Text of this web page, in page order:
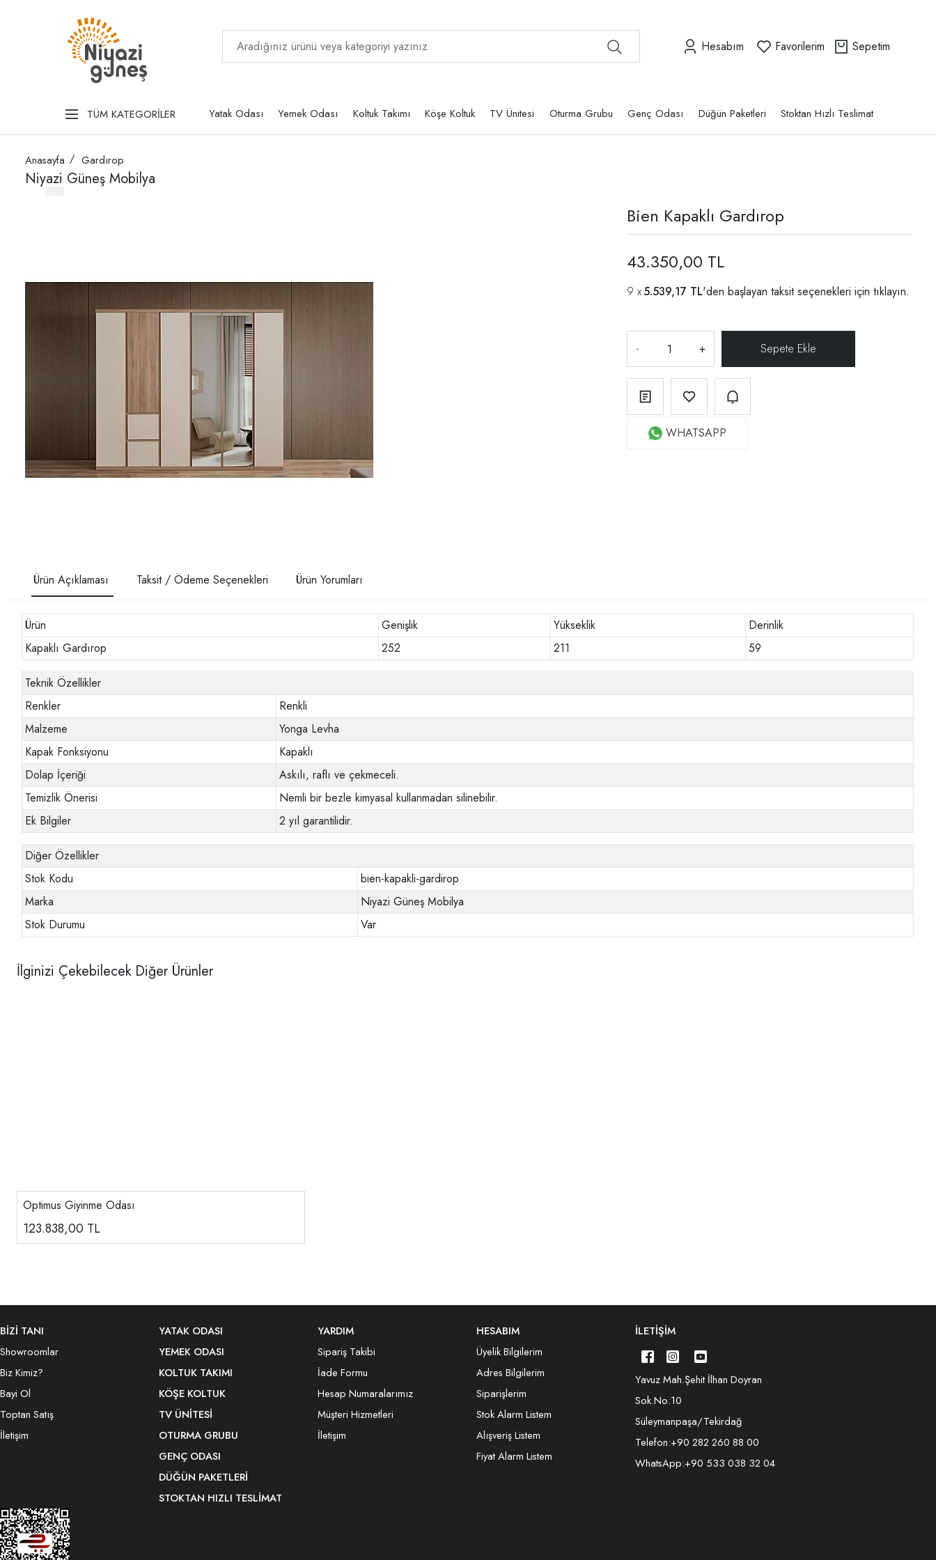
Hesabım Favorilerim Sepetim
TÜM KATEGORİLER Yatak Odası Yemek Odası Koltuk Takımı Köşe Koltuk TV Ünitesi Oturma Grubu Genç Odası Düğün Paketleri Stoktan Hızlı Teslimat
Anasayfa Gardırop
Niyazi Güneş Mobilya
Bien Kapaklı Gardırop
43.350,00 TL
5.539,17 TL'den başlayan taksit seçenekleri için tıklayın.
- +
WHATSAPP
Ürün Açıklaması Taksit / Ödeme Seçenekleri Ürün Yorumları
Ürün Genişlik Yükseklik
Derinlik
Kapaklı Gardırop
252 211 59
Teknik Özellikler
Renkler
Renkli
Malzeme
Yonga Levha
Kapak Fonksiyonu
Kapaklı
Dolap İçeriği
Askılı, raflı ve çekmeceli.
Temizlik Önerisi
Nemli bir bezle kimyasal kullanmadan silinebilir.
Ek Bilgiler
2 yıl garantilidir.
Diğer Özellikler
Stok Kodu
bien-kapakli-gardirop
Marka
Niyazi Güneş Mobilya
Stok Durumu
Var
İlginizi Çekebilecek Diğer Ürünler
Optimus Giyinme Odası
123.838,00 TL
BİZİ TANI
Showroomlar
Biz Kimiz?
Bayi Ol
Toptan Satış
İletişim
YATAK ODASI
YEMEK ODASI
KOLTUK TAKIMI
KÖŞE KOLTUK
TV ÜNITESI
OTURMA GRUBU
GENÇ ODASI
DÜĞÜN PAKETLERI
STOKTAN HIZLI TESLIMAT
YARDIM
Sipariş Takibi
İade Formu
Hesap Numaralarımız
Müşteri Hizmetleri
İletişim
HESABIM
Üyelik Bilgilerim
Adres Bilgilerim
Siparişlerim
Stok Alarm Listem
Alışveriş Listem
Fiyat Alarm Listem
İLETIŞIM
Yavuz Mah.Şehit İlhan Doyran
Sok.No:10
Süleymanpaşa/Tekirdağ
Telefon:+90 282 260 88 00
WhatsApp:+90 533 038 32 04